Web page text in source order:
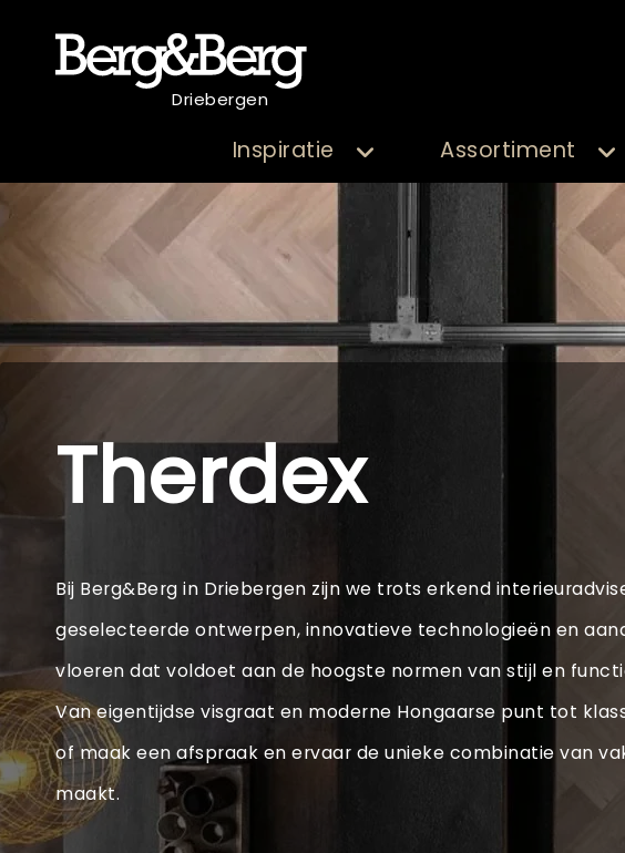
Driebergen
Inspiratie Assortiment
Therdex
Bij Berg&Berg in Driebergen zijn we trots erkend
geselecteerde ontwerpen, innovatieve technologieën en
vloeren dat voldoet aan de hoogste normen van stijl en
Van eigentijdse visgraat en moderne Hongaarse punt tot
of maak een afspraak en ervaar de unieke combinatie van
maakt.